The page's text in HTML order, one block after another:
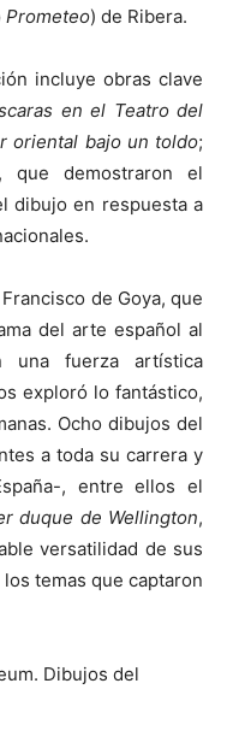
Prometeo) de Ribera.
incluye obras clave
en el Teatro del
oriental bajo un toldo;
que demostraron el
dibujo en respuesta a
de Goya, que
del arte español al
una fuerza artística
exploró lo fantástico,
Ocho dibujos del
a toda su carrera y
, entre ellos el
duque de Wellington,
versatilidad de sus
temas que captaron
Dibujos del